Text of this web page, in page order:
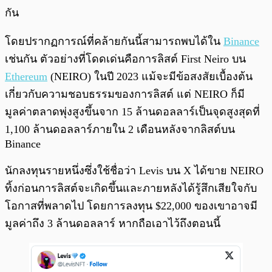
กัน
โดยปรากฏการณ์ที่คล้ายกันนี้สามารถพบได้ใน Binance
เช่นกัน ตัวอย่างที่โดดเด่นคือการลิสต์ First Neiro บน
Ethereum (NEIRO) ในปี 2023 แม้จะมีข้อสงสัยเบื้องต้น
เกี่ยวกับความชอบธรรมของการลิสต์ แต่ NEIRO ก็มี
มูลค่าตลาดพุ่งสูงขึ้นจาก 15 ล้านดอลลาร์เป็นจุดสูงสุดที่
1,100 ล้านดอลลาร์ภายใน 2 เดือนหลังจากลิสต์บน
Binance
นักลงทุนรายหนึ่งซึ่งใช้ชื่อว่า Levis บน X ได้ขาย NEIRO
ทิ้งก่อนการลิสต์จะเกิดขึ้นและภายหลังได้รู้สึกเสียใจกับ
โอกาสที่พลาดไป โดยการลงทุน $22,000 ของเขาอาจมี
มูลค่าถึง 3 ล้านดอลลาร์ หากถือเอาไว้ถึงตอนนี้